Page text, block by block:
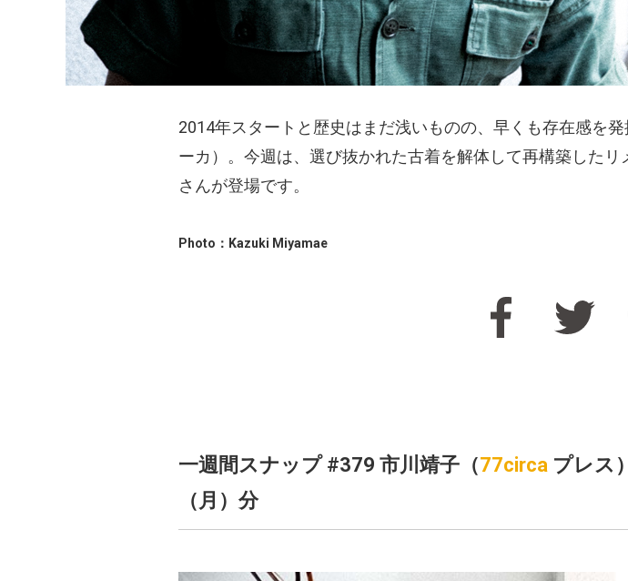
2014年スタートと歴史はまだ浅いものの、早くも存在感を
ーカ）。今週は、選び抜かれた古着を解体して再構築した
さんが登場です。
Photo：Kazuki Miyamae
一週間スナップ #379 市川靖子（77circa プレス
（月）分